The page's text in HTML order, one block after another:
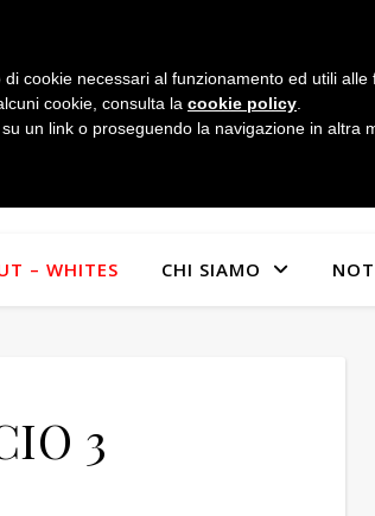
– WHITES CHI SIAMO
3
cookie necessari al funzionamento ed utili
cookie, consulta la cookie policy
un link o proseguendo la navigazione in altra